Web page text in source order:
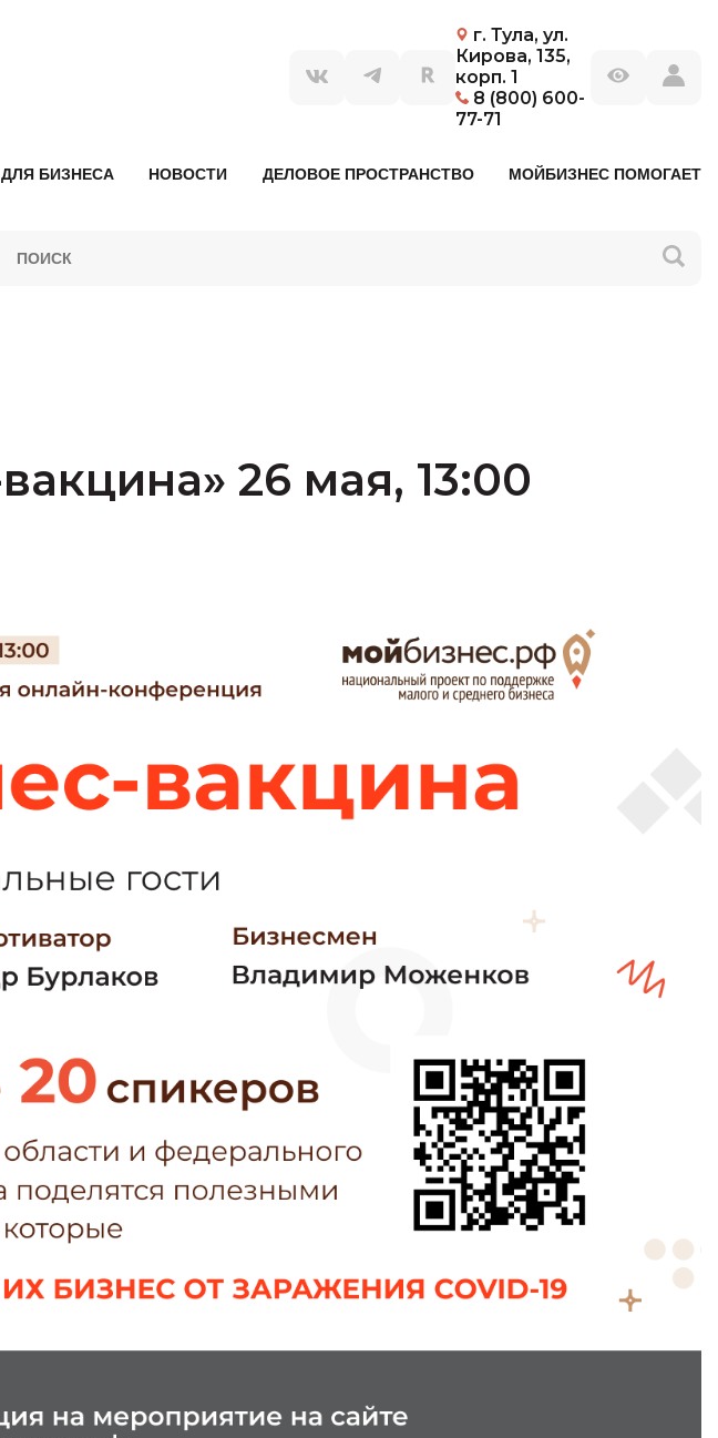
г. Тула, ул.
Кирова, 135,
корп. 1
8 (800) 600-
77-71
ДЛЯ БИЗНЕСА НОВОСТИ ДЕЛОВОЕ ПРОСТРАНСТВО МОЙБИЗНЕС ПОМОГАЕТ
26 мая, 13:00